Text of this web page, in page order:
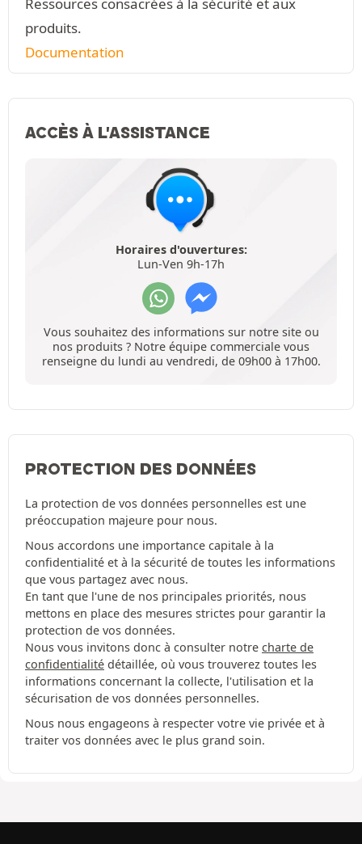
Ressources consacrées à la sécurité et aux
produits.
Documentation
ACCÈS À L'ASSISTANCE
Horaires d'ouvertures:
Lun-Ven 9h-17h
Vous souhaitez des informations sur notre site ou
nos produits ? Notre équipe commerciale vous
renseigne du lundi au vendredi, de 09h00 à 17h00.
PROTECTION DES DONNÉES
La protection de vos données personnelles est une
préoccupation majeure pour nous.
Nous accordons une importance capitale à la
confidentialité et à la sécurité de toutes les informations
que vous partagez avec nous.
En tant que l'une de nos principales priorités, nous
mettons en place des mesures strictes pour garantir la
protection de vos données.
Nous vous invitons donc à consulter notre charte de
confidentialité détaillée, où vous trouverez toutes les
informations concernant la collecte, l'utilisation et la
sécurisation de vos données personnelles.
Nous nous engageons à respecter votre vie privée et à
traiter vos données avec le plus grand soin.